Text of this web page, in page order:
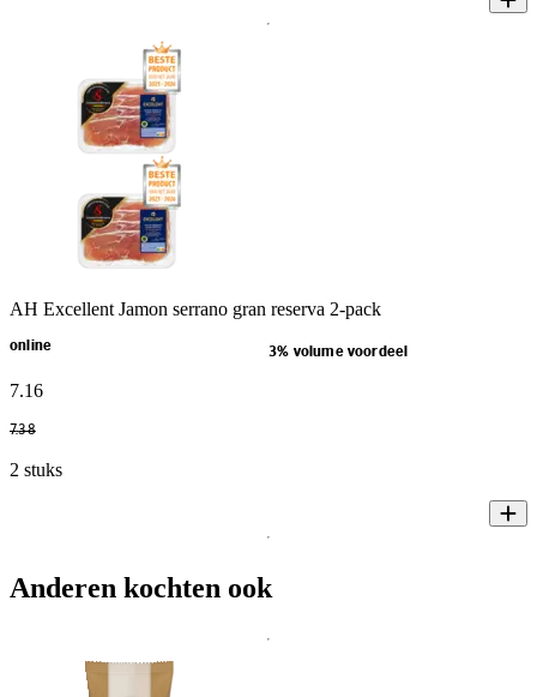
AH Excellent Jamon serrano gran reserva 2-pack
online 3% volume voordeel
7.16
7.38
2 stuks
Anderen kochten ook